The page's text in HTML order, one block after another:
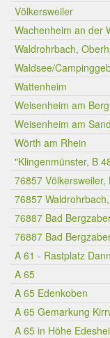
Völkersweiler
Wachenheim an der
Waldrohrbach,
Waldsee/
Wattenheim
Weisenheim am Berg
Weisenheim am Sand
Wörth am Rhein
"Klingenmünster, B
76857 Völkersweiler,
76857
76887 Bad
76887 Bad
A 61 - Rastplatz
A 65
A 65 Edenkoben
A 65 Gemarkung
A 65 in Höhe